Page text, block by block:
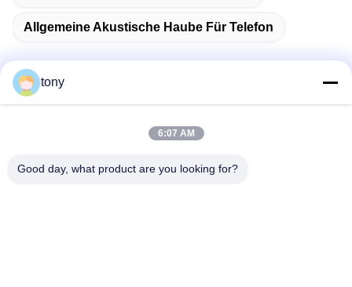
Allgemeine Akustische Haube Für Telefon
Schnelle Kontaktaufnahme
Adresse
tony
6:07 AM
Good day, what product are you looking for?